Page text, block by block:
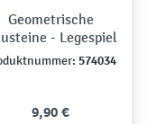
Geometrische
- Legespiel
574034
9,90 €